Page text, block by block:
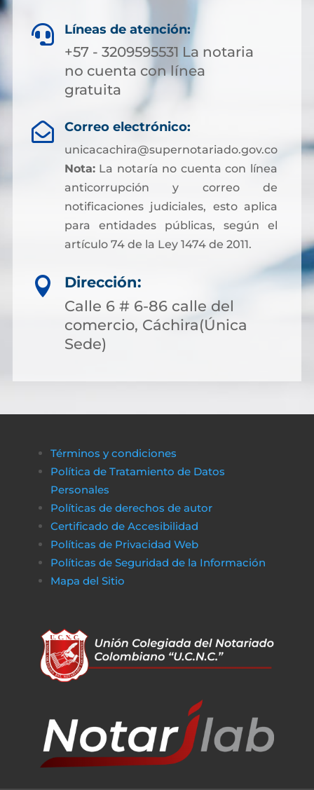
 Líneas de atención:
+57 - 3209595531 La notaria
no cuenta con línea
gratuita
 Correo electrónico:
unicacachira@supernotariado.gov.co
Nota:La notaría no cuenta con línea
anticorrupción y correo de
notificaciones judiciales, esto aplica
para entidades públicas, según el
artículo 74 de la Ley 1474 de 2011.

Dirección:
Calle 6 # 6-86 calle del
comercio, Cáchira(Única
Sede)
Términos y condiciones
Política de Tratamiento de Datos
Personales
Políticas de derechos de autor
Certificado de Accesibilidad
Políticas de Privacidad Web
Políticas de Seguridad de la Información
Mapa del Sitio